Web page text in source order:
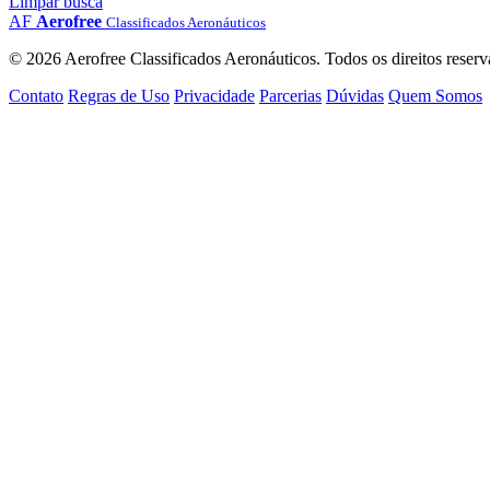
AF Aerofree Classificados Aeronáuticos
© 2026 Aerofree Classificados Aeronáuticos. Todos os direitos
Contato Regras de Uso Privacidade Parcerias Dúvidas Quem Somos